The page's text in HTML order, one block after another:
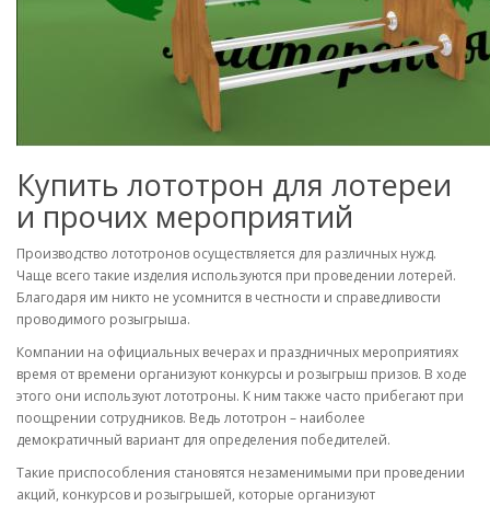
Купить лототрон для лотереи
и прочих мероприятий
Производство лототронов осуществляется для различных нужд.
Чаще всего такие изделия используются при проведении лотерей.
Благодаря им никто не усомнится в честности и справедливости
проводимого розыгрыша.
Компании на официальных вечерах и праздничных мероприятиях
время от времени организуют конкурсы и розыгрыш призов. В ходе
этого они используют лототроны. К ним также часто прибегают при
поощрении сотрудников. Ведь лототрон – наиболее
демократичный вариант для определения победителей.
Такие приспособления становятся незаменимыми при проведении
акций, конкурсов и розыгрышей, которые организуют